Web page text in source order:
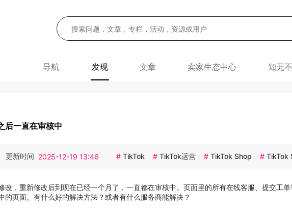
导航 发现 文章 卖家生态中心 知无
一直在审核中
更新时间 2025-12-19 13:46 # TikTok # TikTok运营 # TikTok Shop # TikTok
改，重新修改后到现在已经一个月了，一直都在审核中。页面里的所有在线客服、提交工
的页面。有什么好的解决方法？或者有什么服务商能解决？